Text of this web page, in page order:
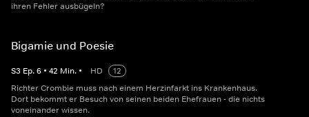
ihren Fehler ausbügeln?
Bigamie und Poesie
S3 Ep.6 • 42 Min. • HD
12
Richter Crombie muss nach einem Herzinfarkt ins Krankenhaus.
Dort bekommt er Besuch von seinen beiden Ehefrauen - die nichts
voneinander wissen.